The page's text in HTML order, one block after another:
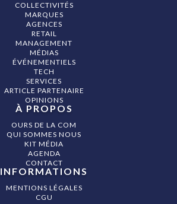
COLLECTIVITÉS
MARQUES
AGENCES
RETAIL
MANAGEMENT
MÉDIAS
ÉVÉNEMENTIELS
TECH
SERVICES
ARTICLE PARTENAIRE
OPINIONS
À PROPOS
OURS DE LA COM
QUI SOMMES NOUS
KIT MÉDIA
AGENDA
CONTACT
INFORMATIONS
MENTIONS LÉGALES
CGU